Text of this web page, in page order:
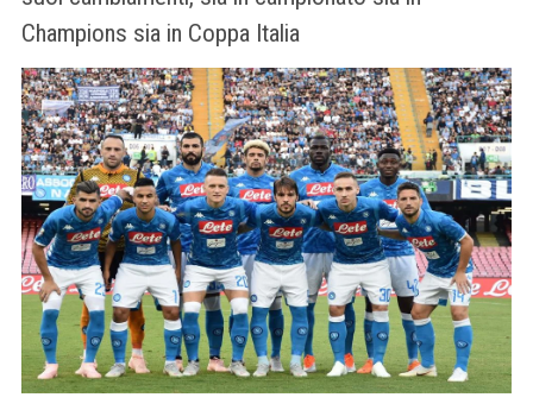
Champions sia in Coppa Italia